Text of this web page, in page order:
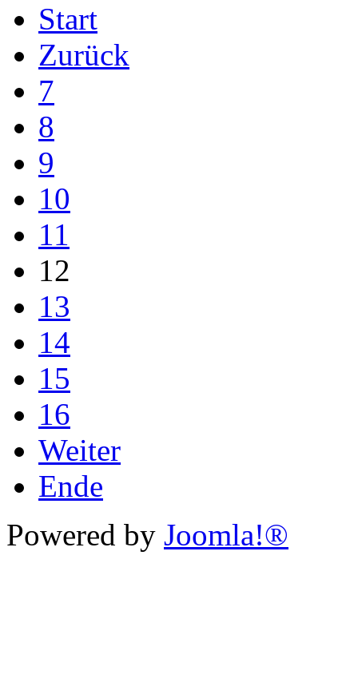
Start
Zurück
7
8
9
10
11
12
13
14
15
16
Weiter
Ende
Powered by Joomla!®